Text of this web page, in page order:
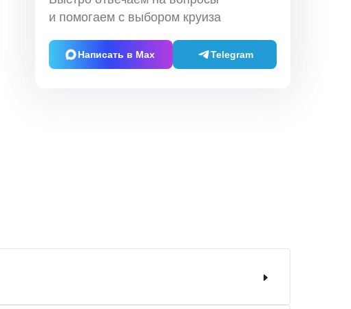
и помогаем с выбором круиза
Написать в Max Telegram